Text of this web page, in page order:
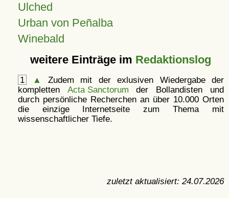
Ulched
Urban von Peñalba
Winebald
weitere Einträge im Redaktionslog
1 ▲
Zudem mit der exlusiven Wiedergabe der
kompletten Acta Sanctorum der Bollandisten und
durch persönliche Recherchen an über 10.000 Orten
die einzige Internetseite zum Thema mit
wissenschaftlicher Tiefe.
zuletzt aktualisiert: 24.07.2026